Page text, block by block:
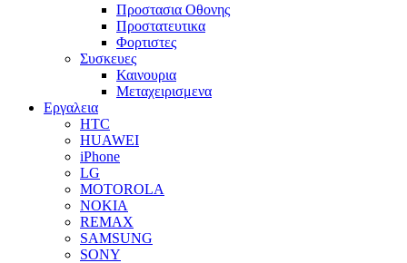
Προστασια Οθονης
Προστατευτικα
Φορτιστες
Συσκευες
Καινουρια
Μεταχειρισμενα
Εργαλεια
HTC
HUAWEI
iPhone
LG
MOTOROLA
NOKIA
REMAX
SAMSUNG
SONY